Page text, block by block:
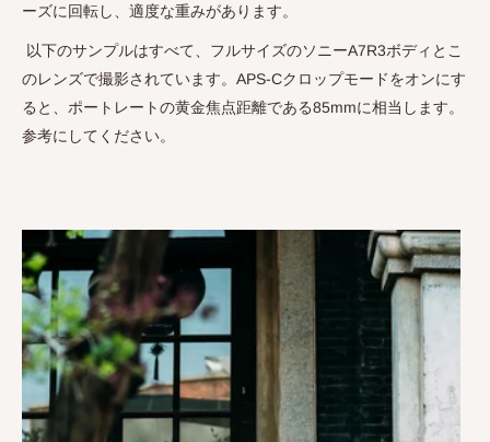
ーズに回転し、適度な重みがあります。
以下のサンプルはすべて、フルサイズのソニーA7R3ボディとこ
のレンズで撮影されています。 APS-Cクロップモードをオンにす
ると、ポートレートの黄金焦点距離である85mmに相当します。
参考にしてください。